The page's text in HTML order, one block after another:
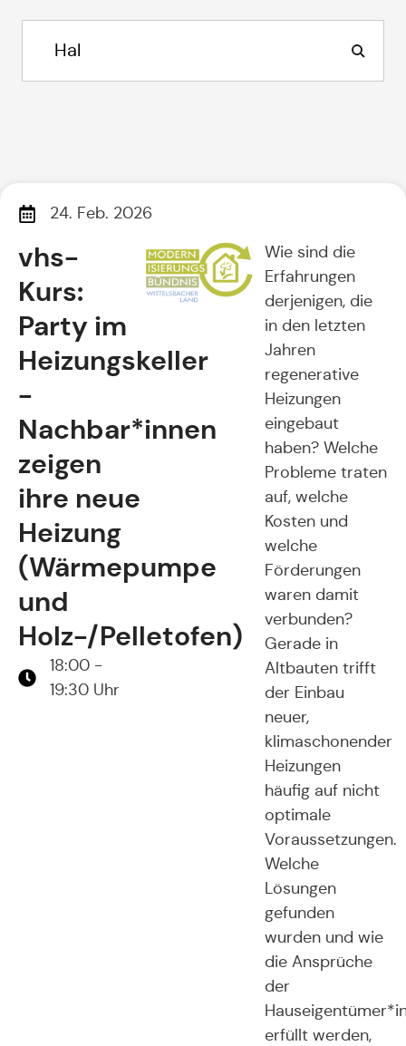
vhs-
Kurs:
Party im
Heizungskeller
-
Nachbar*innen
zeigen
ihre neue
Heizung
(Wärmepumpe
und
Holz-/Pelletofen)
18:00 -
19:30 Uhr
Wie sind die
Erfahrungen
derjenigen, die
in den letzten
Jahren
regenerative
Heizungen
eingebaut
haben? Welche
Probleme traten
auf, welche
Kosten und
welche
Förderungen
waren damit
verbunden?
Gerade in
Altbauten trifft
der Einbau
neuer,
klimaschonender
Heizungen
häufig auf nicht
optimale
Voraussetzungen.
Welche
Lösungen
gefunden
wurden und wie
die Ansprüche
der
erfüllt werden,
24. Feb. 2026